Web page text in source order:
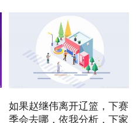
如果赵继伟离开辽篮，下赛
季会去哪，依我分析，下家